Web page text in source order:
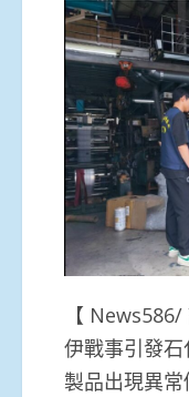
【
伊戰事引發
製品出現異